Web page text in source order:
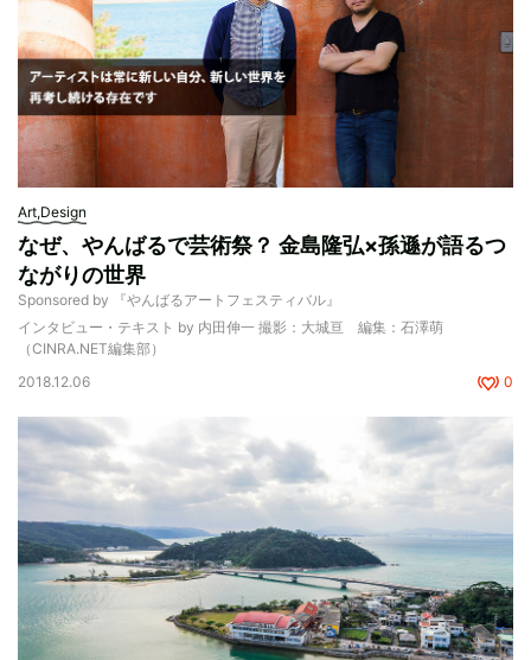
Art,Design
なぜ、やんばるで芸術祭？ 金島隆弘×孫遜が語るつ
ながりの世界
Sponsored by 『やんばるアートフェスティバル』
インタビュー・テキスト by 内田伸一 撮影：大城亘 編集：石澤萌
（CINRA.NET編集部）
2018.12.06
0